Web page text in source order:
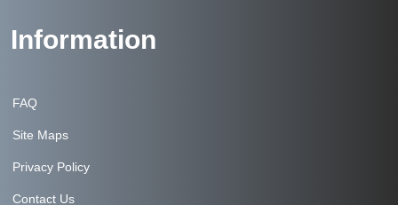
Information
FAQ
Site Maps
Privacy Policy
Contact Us